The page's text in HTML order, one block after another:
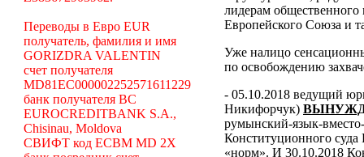
Переводы в Евро EUR
получатель, фамилия и имя
GORIZDRA VALENTIN
счет получателя
MD81EC000002252571611229
банк получателя BC
EUROCREDITBANK S.A.,
Chisinau, Moldova
СВИФТ код ECBM MD 2X
лидерам
Европейского Союза и
Уже налицо
по освобождению
- 05.10.2018 ведущий
Никифорчук)
румынский-язык-
Конституционного
«норм». И 30.10.2018